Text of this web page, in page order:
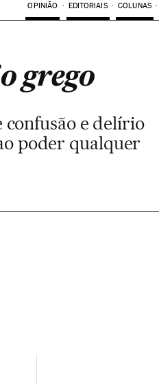
OPINIÃO EDITORIAIS COLUNAS
grego
e delírio
poder qualquer